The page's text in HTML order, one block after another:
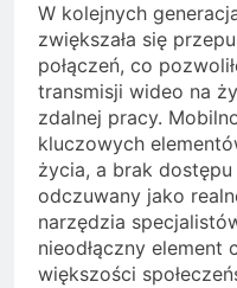
W kolejnych
zwiększała się
połączeń, co
transmisji wideo na
zdalnej pracy.
kluczowych
życia, a brak
odczuwany jako
narzędzia
nieodłączny element
większości